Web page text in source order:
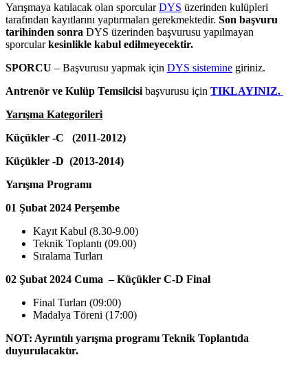
Yarışmaya katılacak olan sporcularDYS üzerinden kulüpleri
tarafından kayıtlarını yaptırmaları gerekmektedir. Son başvuru
tarihinden sonra DYS üzerinden başvurusu yapılmayan
sporcularkesinlikle kabul edilmeyecektir.
SPORCU – Başvurusu yapmak için DYS sistemine giriniz.
Antrenör ve Kulüp Temsilcisi başvurusu için TIKLAYINIZ.
Yarışma Kategorileri
Küçükler -C (2011-2012)
Küçükler -D (2013-2014)
Yarışma Programı
01 Şubat 2024 Perşembe
Kayıt Kabul (8.30-9.00)
Teknik Toplantı (09.00)
Sıralama Turları
02 Şubat 2024 Cuma – Küçükler C-D Final
Final Turları (09:00)
Madalya Töreni (17:00)
NOT: Ayrıntılı yarışma programı Teknik Toplantıda
duyurulacaktır.